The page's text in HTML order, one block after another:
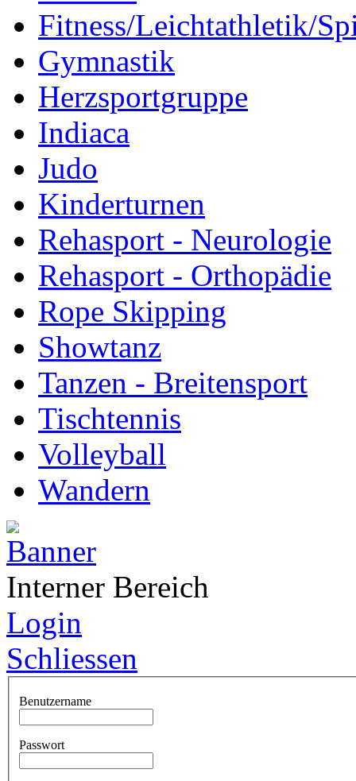
Fitness/Leichtathletik/
Gymnastik
Herzsportgruppe
Indiaca
Judo
Kinderturnen
Rehasport - Neurologie
Rehasport - Orthopädie
Rope Skipping
Showtanz
Tanzen - Breitensport
Tischtennis
Volleyball
Wandern
Interner Bereich
Login
Schliessen
Benutzername
Passwort